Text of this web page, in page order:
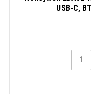
USB-C,